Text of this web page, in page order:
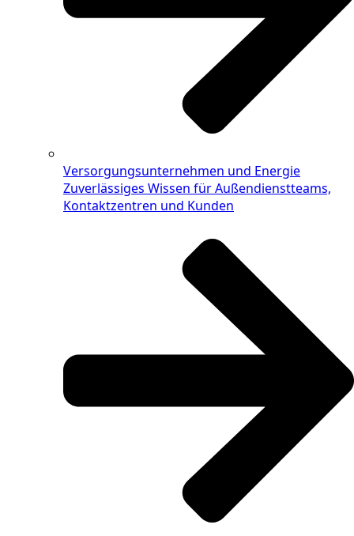
Versorgungsunternehmen und Energie
Zuverlässiges Wissen für Außendienstteams,
Kontaktzentren und Kunden